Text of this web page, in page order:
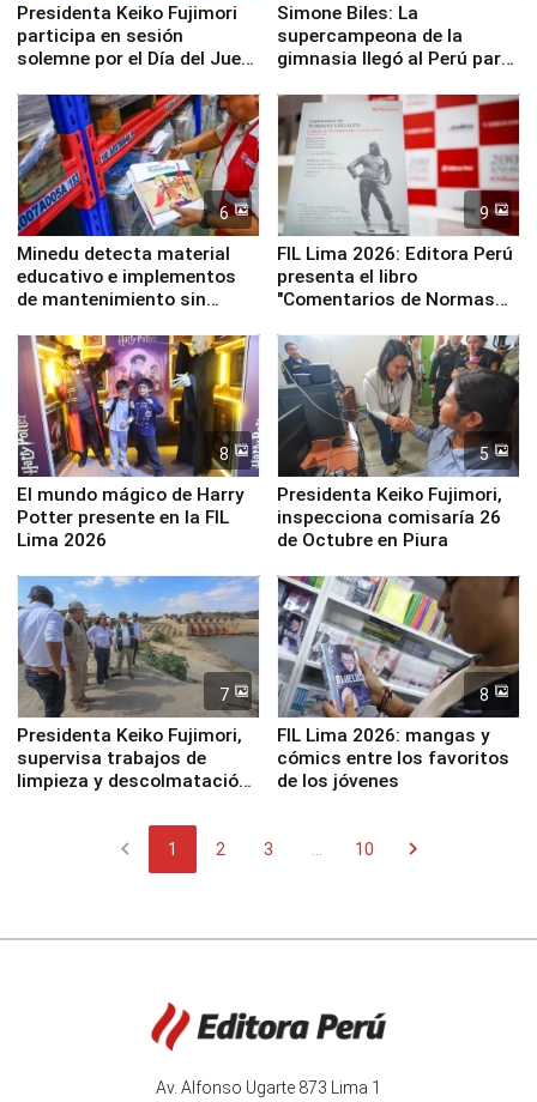
Presidenta Keiko Fujimori
participa en sesión
solemne por el Día del Juez
Simone Biles: La
supercampeona de la
gimnasia llegó al Perú para
Panamericanos Lima 2027
6
Minedu detecta material
educativo e implementos
de mantenimiento sin
la UGEL 2
9
FIL Lima 2026: Editora Perú
presenta el libro
"Comentarios de Normas
Derecho Colectivo"
8
El mundo mágico de Harry
Potter presente en la FIL
Lima 2026
5
Presidenta Keiko Fujimori,
inspecciona comisaría 26
de Octubre en Piura
7
Presidenta Keiko Fujimori,
supervisa trabajos de
limpieza y descolmatación
8
FIL Lima 2026: mangas y
cómics entre los favoritos
de los jóvenes
chevron_left 1 2 3 10 chevron_right
Av. Alfonso Ugarte 873 Lima 1